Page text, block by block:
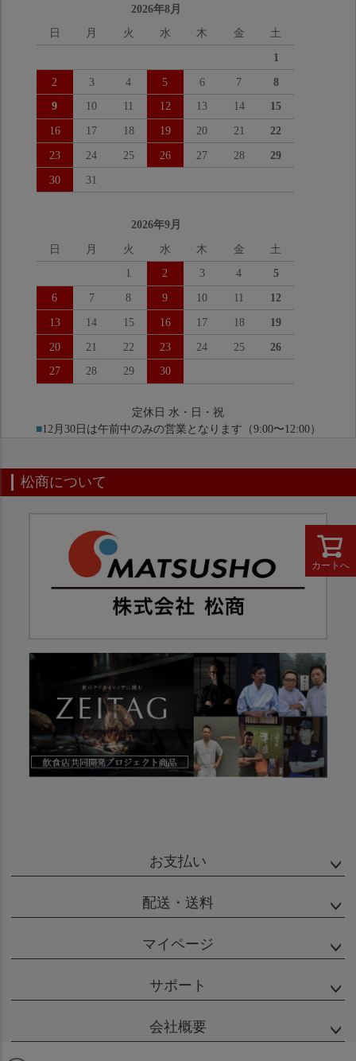
カートへ
2026年8月
日 月 火 水 木 金 土
1
2 3 4 5 6 7 8
9 10 11 12 13 14 15
16 17 18 19 20 21 22
23 24 25 26 27 28 29
30 31
2026年9月
日 月 火 水 木 金 土
1 2 3 4 5
6 7 8 9 10 11 12
13 14 15 16 17 18 19
20 21 22 23 24 25 26
27 28 29 30
定休日 水・日・祝
■12月30日は午前中のみの営業となります（9:00〜12:00）
松商について
お支払い
配送・送料
マイページ
サポート
会社概要